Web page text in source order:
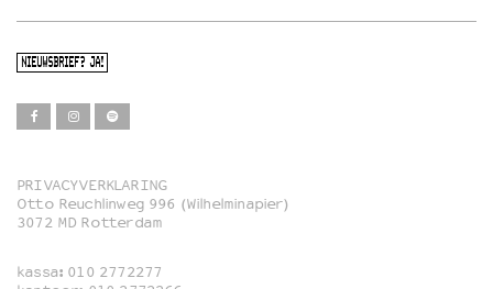
NIEUWSBRIEF? JA!
Film
Familie
PRIVACYVERKLARING
Otto Reuchlinweg 996 (Wilhelminapier)
3072 MD Rotterdam
kassa: 010 2772277